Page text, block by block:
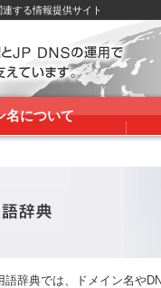
する情報提供サイト
名について
語辞典では、ドメイン名や